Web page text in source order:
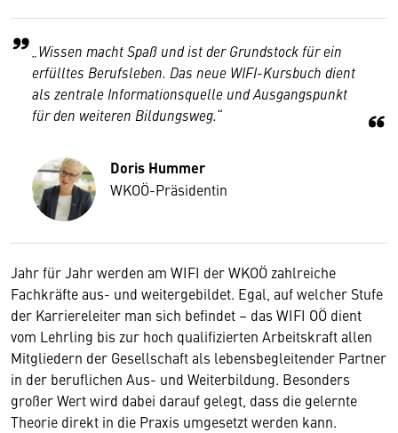
„Wissen macht Spaß und ist der Grundstock für ein
erfülltes Berufsleben. Das neue WIFI-Kursbuch dient
als zentrale Informationsquelle und Ausgangspunkt
für den weiteren Bildungsweg.“
Doris Hummer
WKOÖ-Präsidentin
Jahr für Jahr werden am WIFI der WKOÖ zahlreiche
Fachkräfte aus- und weitergebildet. Egal, auf welcher Stufe
der Karriereleiter man sich befindet – das WIFI OÖ dient
vom Lehrling bis zur hoch qualifizierten Arbeitskraft allen
Mitgliedern der Gesellschaft als lebensbegleitender Partner
in der beruflichen Aus- und Weiterbildung. Besonders
großer Wert wird dabei darauf gelegt, dass die gelernte
Theorie direkt in die Praxis umgesetzt werden kann.